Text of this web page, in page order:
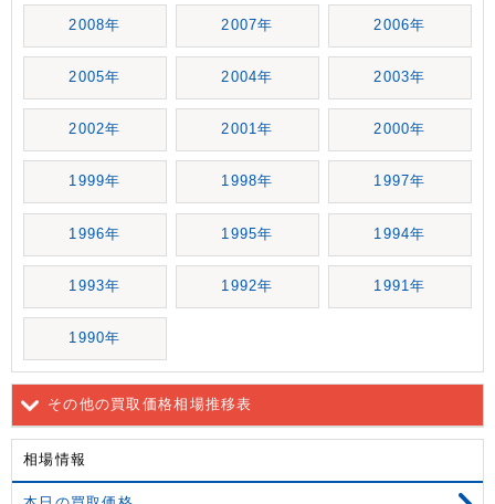
2008年 2007年 2006年
2005年 2004年 2003年
2002年 2001年 2000年
1999年 1998年 1997年
1996年 1995年 1994年
1993年 1992年 1991年
1990年
その他の買取価格相場推移表
相場情報